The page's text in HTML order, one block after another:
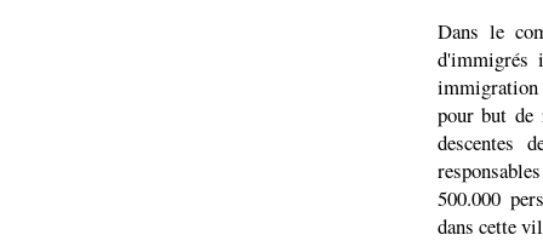
Dans le
d'immigrés
immigration
pour but de
descentes
500.000
dans cette